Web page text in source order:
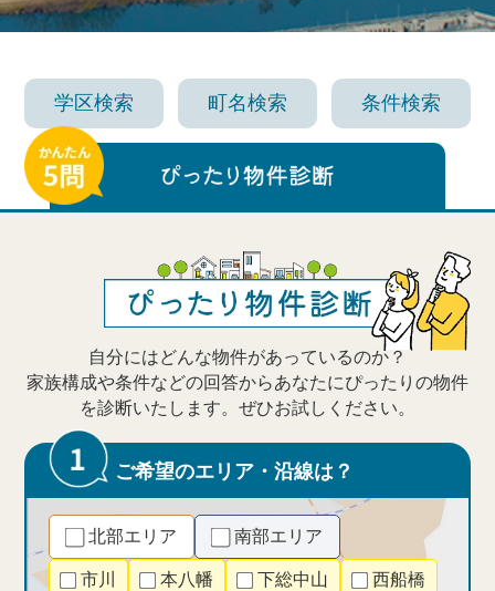
学区検索 町名検索 条件検索
自分にはどんな物件があっているのか？
家族構成や条件などの回答からあなたにぴったりの物件
を診断いたします。ぜひお試しください。
ご希望のエリア・沿線は？
北部エリア 南部エリア
市川 本八幡 下総中山 西船橋